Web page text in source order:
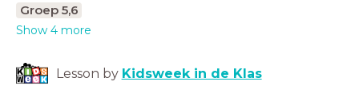
Groep 5,6
Show 4 more
Lesson by Kidsweek in de Klas